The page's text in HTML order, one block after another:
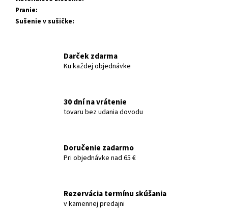
Pranie:
Sušenie v sušičke:
Darček zdarma
Ku každej objednávke
30 dní na vrátenie
tovaru bez udania dovodu
Doručenie zadarmo
Pri objednávke nad 65 €
Rezervácia termínu skúšania
v kamennej predajni